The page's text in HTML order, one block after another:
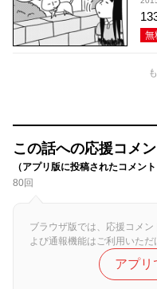
無
この話への応援コメン
（アプリ版に投稿されたコメン
80回
ブラウザ版では、応援コメ
よび通報機能はご利用いただ
アプリ